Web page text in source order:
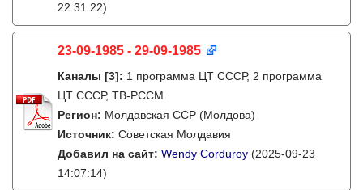
22:31:22)
23-09-1985 - 29-09-1985
Каналы [3]: 1 программа ЦТ СССР, 2 программа
ЦТ СССР, ТВ-РССМ
Регион: Молдавская ССР (Молдова)
Источник: Советская Молдавия
Добавил на сайт: Wendy Corduroy (2025-09-23
14:07:14)